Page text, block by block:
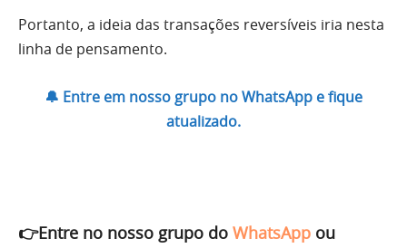
Portanto, a ideia das transações reversíveis iria nesta
linha de pensamento.
🔔 Entre em nosso grupo no WhatsApp e fique
atualizado.
👉Entre no nosso grupo do WhatsApp ou